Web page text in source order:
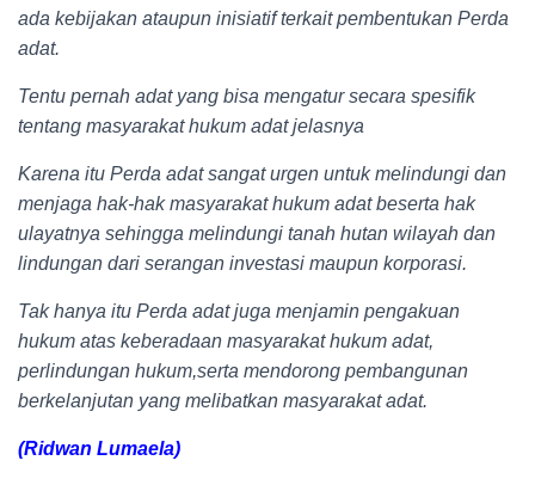
ada kebijakan ataupun inisiatif terkait pembentukan Perda
adat.
Tentu pernah adat yang bisa mengatur secara spesifik
tentang masyarakat hukum adat jelasnya
Karena itu Perda adat sangat urgen untuk melindungi dan
menjaga hak-hak masyarakat hukum adat beserta hak
ulayatnya sehingga melindungi tanah hutan wilayah dan
lindungan dari serangan investasi maupun korporasi.
Tak hanya itu Perda adat juga menjamin pengakuan
hukum atas keberadaan masyarakat hukum adat,
perlindungan hukum,serta mendorong pembangunan
berkelanjutan yang melibatkan masyarakat adat.
(Ridwan Lumaela)